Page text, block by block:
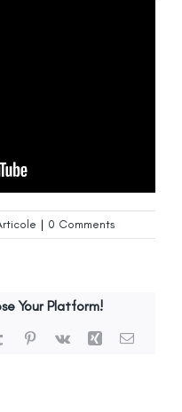
| 0 Comments
Your Platform!
TumblrPinterest
Vk Xing Email